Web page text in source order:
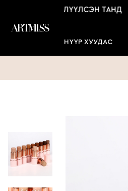
СОНГОН ҮЙЛЧЛҮҮЛСЭН ТАНД
НҮҮР ХУУДАС